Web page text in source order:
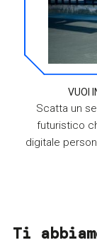
VUOI
Scatta un
futuristico
digitale
Ti